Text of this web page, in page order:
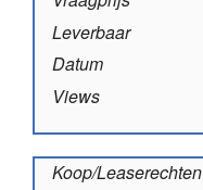
Leverbaar
Datum
Views
Koop/Leaserechten